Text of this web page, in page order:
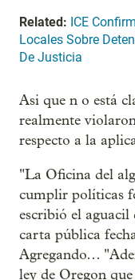
Related: ICE
Locales Sobre
De Justicia
Asi que n o está
realmente
respecto a la
"La Oficina del
cumplir políticas
escribió el aguacil
carta pública
Agregando…
ley de Oregon